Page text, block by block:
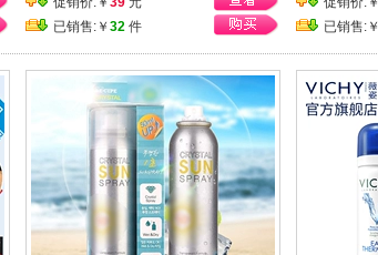
已销售:￥ 32 件
已销售:￥